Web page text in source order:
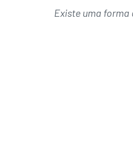
Existe uma